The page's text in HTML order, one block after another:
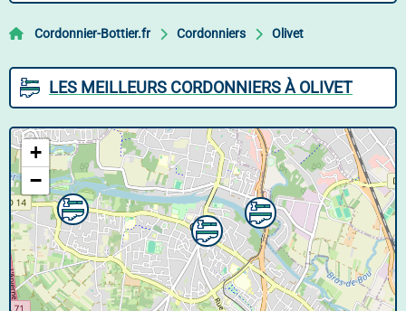
Cordonnier-Bottier.fr Cordonniers Olivet
LES MEILLEURS CORDONNIERS À OLIVET
+
−